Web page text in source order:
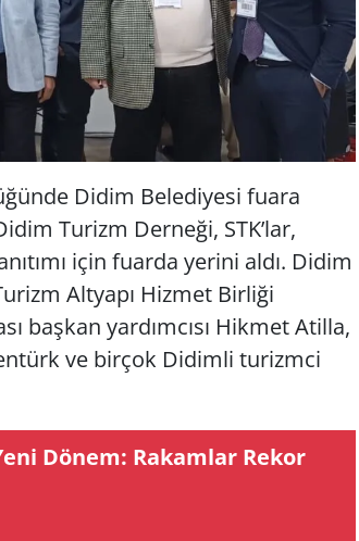
Didim Belediyesi fuara
Turizm Derneği, STK’lar,
için fuarda yerini aldı. Didim
Altyapı Hizmet Birliği
başkan yardımcısı Hikmet Atilla,
ve birçok Didimli turizmci
Dönem: Ra­kam­lar Rekor